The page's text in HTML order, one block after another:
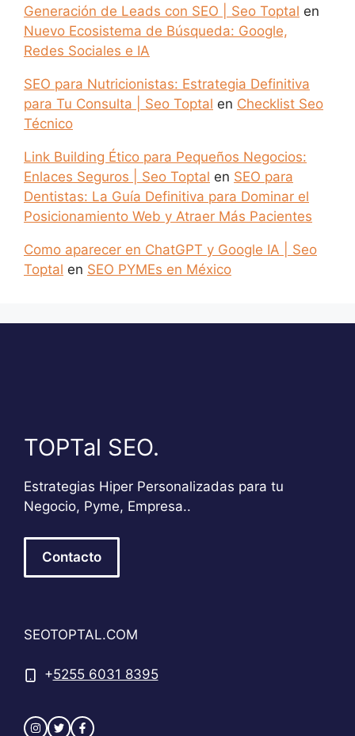
Generación de Leads con SEO | Seo Toptal en
Nuevo Ecosistema de Búsqueda: Google,
Redes Sociales e IA
SEO para Nutricionistas: Estrategia Definitiva
para Tu Consulta | Seo Toptal en Checklist Seo
Técnico
Link Building Ético para Pequeños Negocios:
Enlaces Seguros | Seo Toptal en SEO para
Dentistas: La Guía Definitiva para Dominar el
Posicionamiento Web y Atraer Más Pacientes
Como aparecer en ChatGPT y Google IA | Seo
Toptal en SEO PYMEs en México
TOPTal SEO.
Estrategias Hiper Personalizadas para tu
Negocio, Pyme, Empresa..
Contacto
SEOTOPTAL.COM
+5255 6031 8395